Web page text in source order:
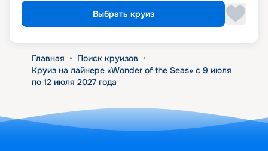
Выбрать круиз
Главная • Поиск круизов •
Круиз на лайнере «Wonder of the Seas» с 9 июля
по 12 июля 2027 года